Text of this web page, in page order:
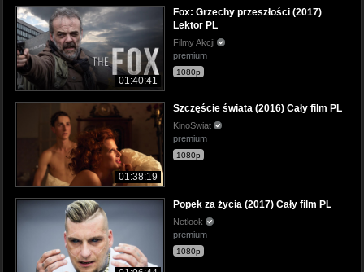
01:40:41
Fox: Grzechy przeszłości (2017)
Lektor PL
Filmy Akcji
premium
1080p
01:38:19
Szczęście świata (2016) Cały film PL
KinoSwiat
premium
1080p
Popek za życia (2017) Cały film PL
Netlook
premium
1080p